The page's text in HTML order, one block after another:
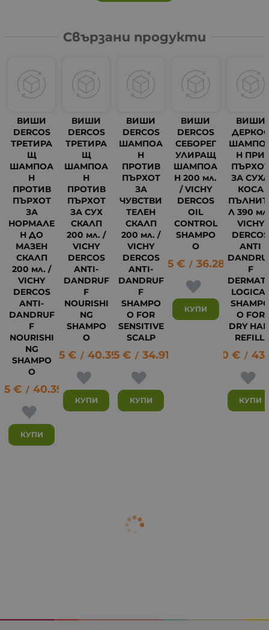
Свързани продукти
ВИШИ
DERCOS
ТРЕТИРА
Щ
ШАМПОА
Н
ПРОТИВ
ПЪРХОТ
ЗА
НОРМАЛЕ
Н ДО
МАЗЕН
СКАЛП
200 мл. /
VICHY
DERCOS
ANTI-
DANDRUF
F
NOURISHI
NG
SHAMPO
O
€ / 40.39 лв.
КУПИ
ВИШИ
DERCOS
ТРЕТИРА
Щ
ШАМПОА
Н
ПРОТИВ
ПЪРХОТ
ЗА СУХ
СКАЛП
200 мл. /
VICHY
DERCOS
ANTI-
DANDRUF
F
NOURISHI
NG
SHAMPO
O
20.65 € / 40.39 лв.
КУПИ
ВИШИ
DERCOS
ШАМПОА
Н
ПРОТИВ
ПЪРХОТ
ЗА
ЧУВСТВИ
ТЕЛЕН
СКАЛП
200 мл. /
VICHY
DERCOS
ANTI-
DANDRUF
F
SHAMPO
O FOR
SENSITIVE
SCALP
17.85 € / 34.91
КУПИ
ВИШИ
DERCOS
СЕБОРЕГ
УЛИРАЩ
ШАМПОА
Н 200 мл.
/ VICHY
DERCOS
OIL
CONTROL
SHAMPO
O
18.55 € / 36.28 лв.
КУПИ
ВИШИ
ДЕРКОС
Н ПРИ
ЗА
КОСА
Л 390
VICHY
DERCOS
ANTI
F
O FOR
DRY
REFILL
22.20 € /
КУПИ